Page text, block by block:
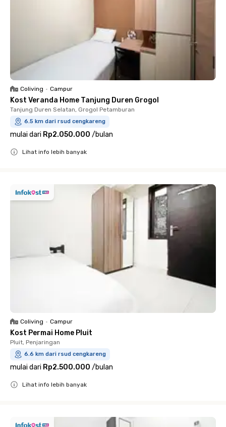
Coliving • Campur
Kost Veranda Home Tanjung Duren Grogol
Tanjung Duren Selatan, Grogol Petamburan
6.5 km dari rsud cengkareng
mulai dari Rp2.050.000 /bulan
Lihat info lebih banyak
Coliving • Campur
Kost Permai Home Pluit
Pluit, Penjaringan
6.6 km dari rsud cengkareng
mulai dari Rp2.500.000 /bulan
Lihat info lebih banyak